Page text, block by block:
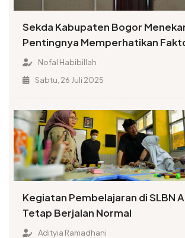
Sekda Kabupaten Bogor
Pentingnya Memperhatikan
dalam Penamaan Rupabumi
Nofal Habibillah
Sabtu, 26 Juli 2025
Kegiatan Pembelajaran di SLBN
Tetap Berjalan Normal
Adityia Ramadhani